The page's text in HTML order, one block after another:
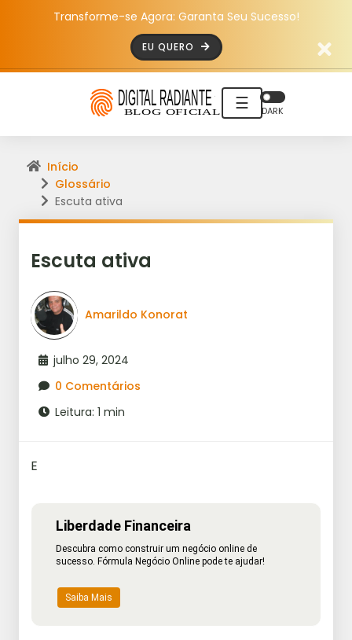
Transforme-se Agora: Garanta Seu Sucesso!
EU QUERO
☰ DARK
Início
Glossário
Escuta ativa
Escuta ativa
Amarildo Konorat
julho 29, 2024
0 Comentários
Leitura: 1 min
E
Liberdade Financeira
Descubra como construir um negócio online de
sucesso. Fórmula Negócio Online pode te ajudar!
Saiba Mais